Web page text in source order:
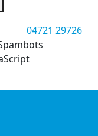
04721 29726